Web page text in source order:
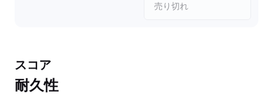
売り切れ
スコア
耐久性